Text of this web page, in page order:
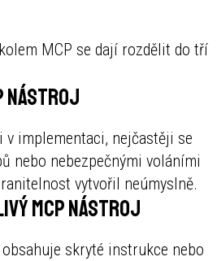
MCP se dají rozdělit do tří
nástroj
v implementaci, nejčastěji se
nebo nebezpečnými voláními
vytvořil neúmyslně.
MCP nástroj
skryté instrukce nebo